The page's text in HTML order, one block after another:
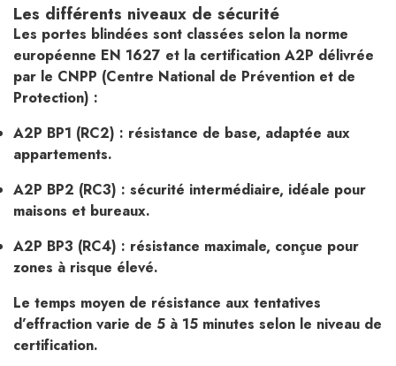
Les différents niveaux de sécurité
Les portes blindées sont classées selon la norme
européenne EN 1627 et la certification A2P délivrée
par le CNPP (Centre National de Prévention et de
Protection) :
A2P BP1 (RC2) : résistance de base, adaptée aux
appartements.
A2P BP2 (RC3) : sécurité intermédiaire, idéale pour
maisons et bureaux.
A2P BP3 (RC4) : résistance maximale, conçue pour
zones à risque élevé.
Le temps moyen de résistance aux tentatives
d’effraction varie de 5 à 15 minutes selon le niveau de
certification.